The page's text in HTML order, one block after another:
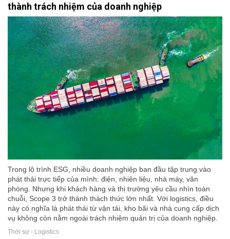
thành trách nhiệm của doanh nghiệp
Trong lộ trình ESG, nhiều doanh nghiệp ban đầu tập trung vào
phát thải trực tiếp của mình: điện, nhiên liệu, nhà máy, văn
phòng. Nhưng khi khách hàng và thị trường yêu cầu nhìn toàn
chuỗi, Scope 3 trở thành thách thức lớn nhất. Với logistics, điều
này có nghĩa là phát thải từ vận tải, kho bãi và nhà cung cấp dịch
vụ không còn nằm ngoài trách nhiệm quản trị của doanh nghiệp.
Thời sự - Logistics